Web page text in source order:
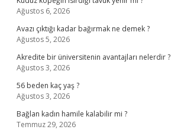
Ağustos 6, 2026
Avazı çıktığı kadar bağırmak ne demek ?
Ağustos 5, 2026
Akredite bir üniversitenin avantajları nelerdir ?
Ağustos 3, 2026
56 beden kaç yaş ?
Ağustos 3, 2026
Bağlan kadın hamile kalabilir mi ?
Temmuz 29, 2026